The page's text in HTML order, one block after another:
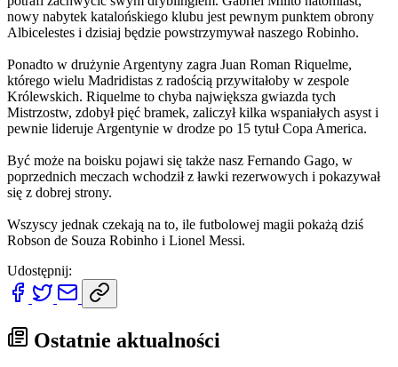
nowy nabytek katalońskiego klubu jest pewnym punktem obrony
Albicelestes i dzisiaj będzie powstrzymywał naszego Robinho.
Ponadto w drużynie Argentyny zagra Juan Roman Riquelme,
którego wielu Madridistas z radością przywitałoby w zespole
Królewskich. Riquelme to chyba największa gwiazda tych
Mistrzostw, zdobył pięć bramek, zaliczył kilka wspaniałych asyst i
pewnie lideruje Argentynie w drodze po 15 tytuł Copa America.
Być może na boisku pojawi się także nasz Fernando Gago, w
poprzednich meczach wchodził z ławki rezerwowych i pokazywał
się z dobrej strony.
Wszyscy jednak czekają na to, ile futbolowej magii pokażą dziś
Robson de Souza Robinho i Lionel Messi.
Udostępnij:
Ostatnie aktualności